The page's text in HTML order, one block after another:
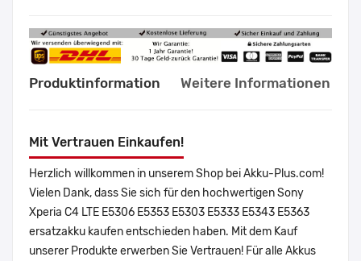
Produktinformation Weitere Informationen
Mit Vertrauen Einkaufen!
Herzlich willkommen in unserem Shop bei Akku-Plus.com!
Vielen Dank, dass Sie sich für den hochwertigen Sony
Xperia C4 LTE E5306 E5353 E5303 E5333 E5343 E5363
ersatzakku kaufen entschieden haben. Mit dem Kauf
unserer Produkte erwerben Sie Vertrauen! Für alle Akkus